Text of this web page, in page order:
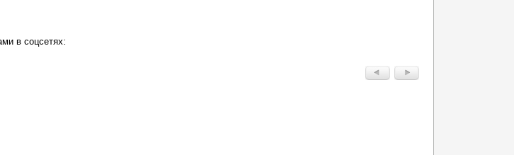
в соцсетях: